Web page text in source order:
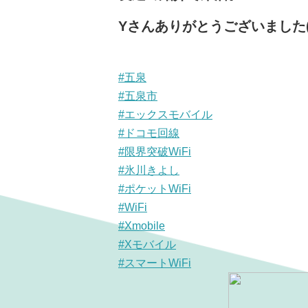
Yさんありがとうございまし
#五泉
#五泉市
#エックスモバイル
#ドコモ回線
#限界突破WiFi
#氷川きよし
#ポケットWiFi
#WiFi
#Xmobile
#Xモバイル
#スマートWiFi